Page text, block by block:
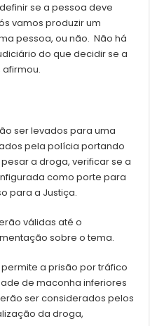
se a pessoa deve
vamos produzir um
pessoa, ou não. Não há
do que decidir se a
afirmou.
ser levados para uma
pela polícia portando
a droga, verificar se a
como porte para
para a Justiça.
válidas até o
sobre o tema.
a prisão por tráfico
de maconha inferiores
ser considerados pelos
da droga,